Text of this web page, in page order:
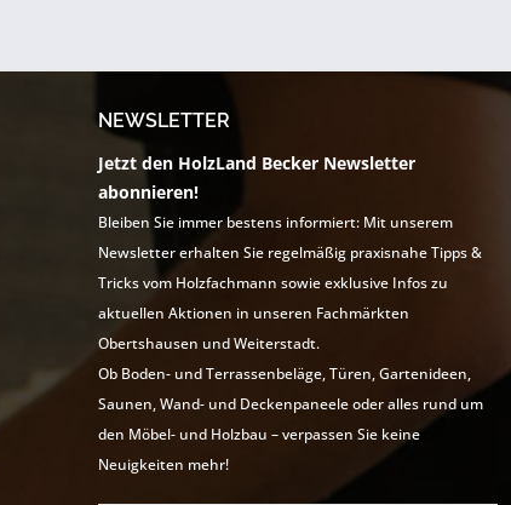
NEWSLETTER
Jetzt den HolzLand Becker Newsletter
abonnieren!
Bleiben Sie immer bestens informiert: Mit unserem
Newsletter erhalten Sie regelmäßig praxisnahe Tipps &
Tricks vom Holzfachmann sowie exklusive Infos zu
aktuellen Aktionen in unseren Fachmärkten
Obertshausen und Weiterstadt.
Ob Boden- und Terrassenbeläge, Türen, Gartenideen,
Saunen, Wand- und Deckenpaneele oder alles rund um
den Möbel- und Holzbau – verpassen Sie keine
Neuigkeiten mehr!